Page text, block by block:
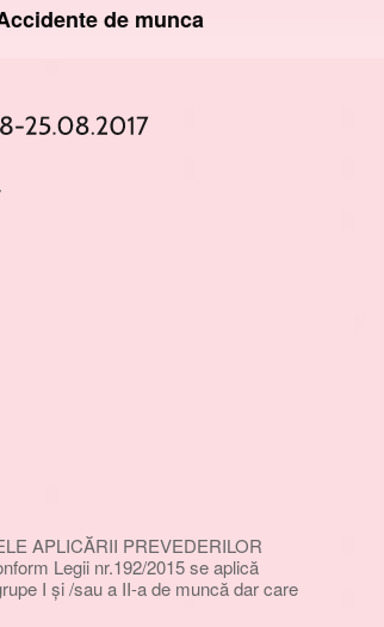
de munca
APLICĂRII PREVEDERILOR
Legii nr.192/2015 se aplică
I și /sau a II-a de muncă dar care